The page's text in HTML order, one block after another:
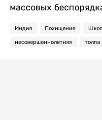
массовых
Индия Похищение
несовершеннолетняя толпа